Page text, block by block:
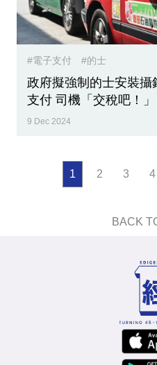
#電子支付 #的士
政府擬強制的士安裝攝
支付 司機「交稅吧！」
9 Dec 2024
1 2 3 4
BACK